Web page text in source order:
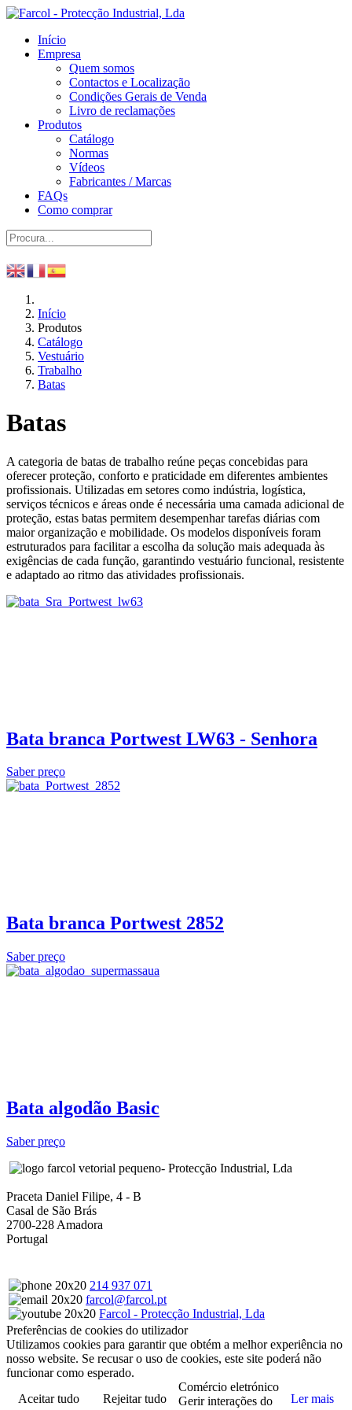
Início
Empresa
Quem somos
Contactos e Localização
Condições Gerais de Venda
Livro de reclamações
Produtos
Catálogo
Normas
Vídeos
Fabricantes / Marcas
FAQs
Como comprar
Início
Produtos
Catálogo
Vestuário
Trabalho
Batas
Batas
A categoria de batas de trabalho reúne peças concebidas para
oferecer proteção, conforto e praticidade em diferentes ambientes
profissionais. Utilizadas em setores como indústria, logística,
serviços técnicos e áreas onde é necessária uma camada adicional de
proteção, estas batas permitem desempenhar tarefas diárias com
maior organização e mobilidade. Os modelos disponíveis foram
estruturados para facilitar a escolha da solução mais adequada às
exigências de cada função, garantindo vestuário funcional, resistente
e adaptado ao ritmo das atividades profissionais.
Bata branca Portwest LW63 - Senhora
Saber preço
Bata branca Portwest 2852
Saber preço
Bata algodão Basic
Saber preço
- Protecção Industrial, Lda
Praceta Daniel Filipe, 4 - B
Casal de São Brás
2700-228 Amadora
Portugal
214 937 071
farcol@farcol.pt
Farcol - Protecção Industrial, Lda
Preferências de cookies do utilizador
Utilizamos cookies para garantir que obtém a melhor experiência no
nosso website. Se recusar o uso de cookies, este site poderá não
funcionar como esperado.
Aceitar tudo
Rejeitar tudo Ler mais
Comércio eletrónico
Gerir interações do